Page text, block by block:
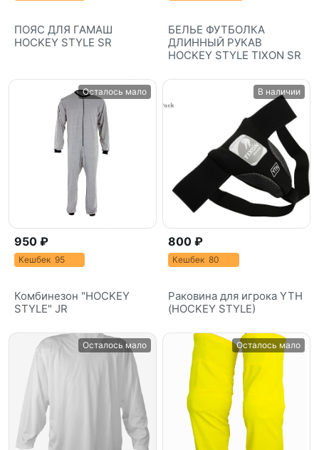
ПОЯС ДЛЯ ГАМАШ
HOCKEY STYLE SR
БЕЛЬЕ ФУТБОЛКА
ДЛИННЫЙ РУКАВ
HOCKEY STYLE TIXON SR
Осталось мало
950 ₽
Кешбек 95
Комбинезон "HOCKEY
STYLE" JR
В наличии
800 ₽
Кешбек 80
Раковина для игрока YTH
(HOCKEY STYLE)
Осталось мало Осталось мало